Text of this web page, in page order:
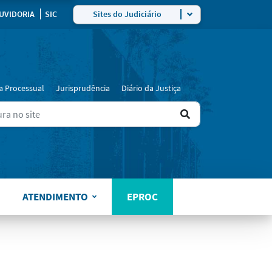
SIC Sites do Judiciário
Processual Jurisprudência Diário da Justiça
Ir
resultado
ATENDIMENTO EPROC